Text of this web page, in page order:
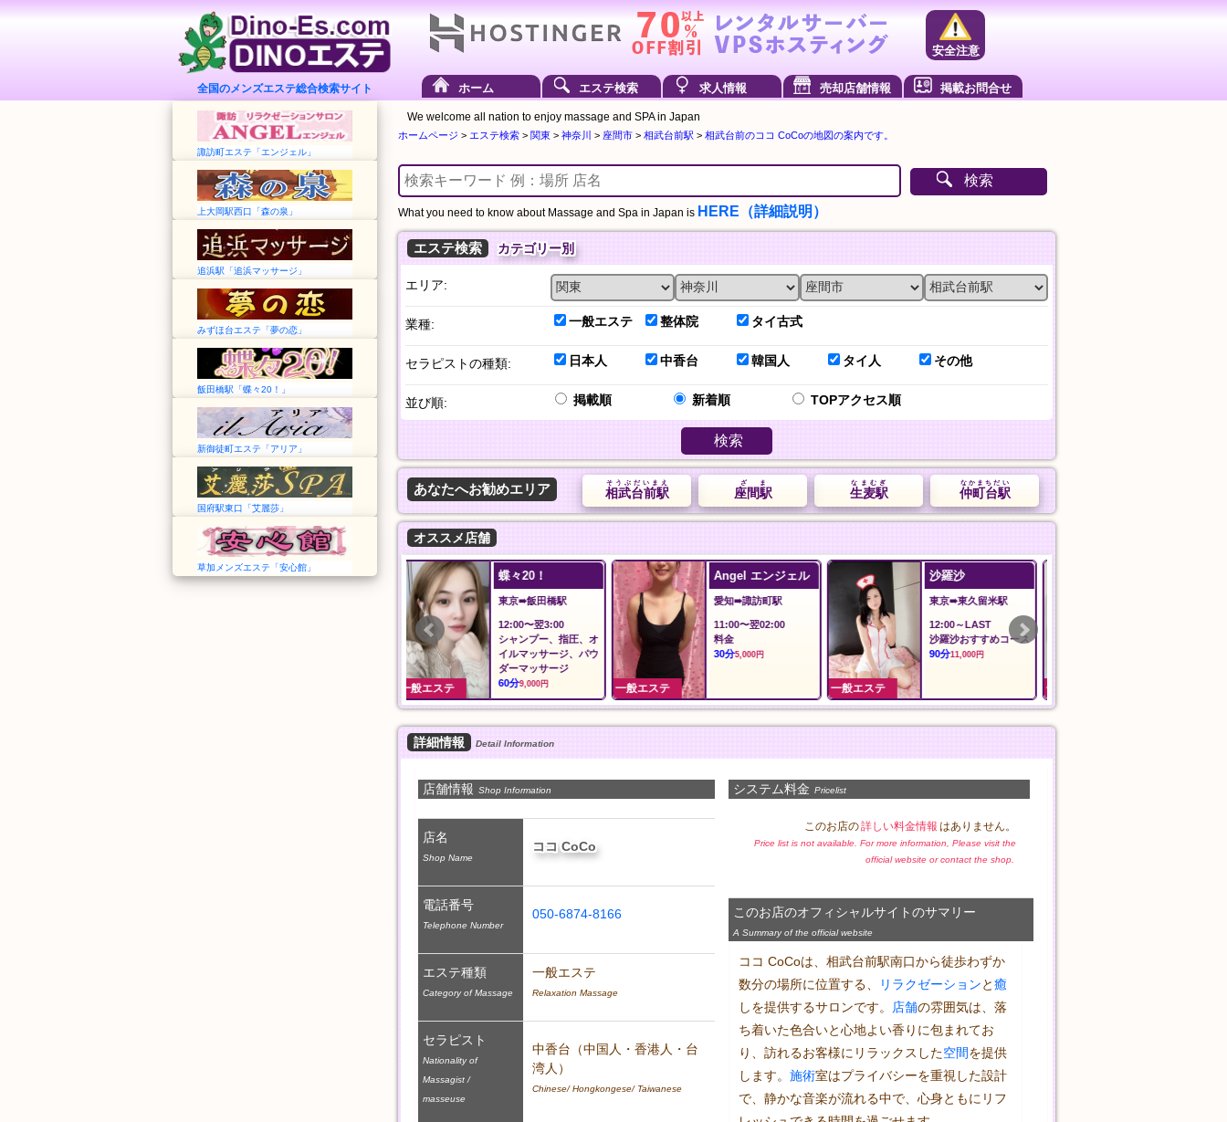
全国のメンズエステ総合検索サイト
安全注意
ホーム エステ検索 求人情報 売却店舗情報 掲載お問合せ
諏訪町エステ「エンジェル」
上大岡駅西口「森の泉」
追浜駅「追浜マッサージ」
みずほ台エステ「夢の恋」
飯田橋駅「蝶々20！」
新御徒町エステ「アリア」
国府駅東口「艾麗莎」
草加メンズエステ「安心館」
We welcome all nation to enjoy massage and SPA in Japan
ホームページ > エステ検索 > 関東 > 神奈川 > 座間市 > 相武台前駅 > 相武台前のココ CoCoの地図の案内です。
検索
What you need to know about Massage and Spa in Japan is HERE（詳細説明）
エステ検索 カテゴリー別
エリア:
業種: 一般エステ 整体院 タイ古式
セラピストの種類: 日本人 中香台 韓国人 タイ人 その他
並び順: 掲載順 新着順 TOPアクセス順
検索
あなたへお勧めエリア 仲町台駅
なかまちだい
生麦駅
なまむぎ
座間駅
ざま
相武台前駅
そうぶだいまえ
オススメ店舗
蝶々20！
一般エステ
Angel エンジェル
愛知➠諏訪町駅
11:00〜翌02:00
料金
30分5,000円
一般エステ
沙羅沙
東京➠東久留米駅
12:00～LAST
沙羅沙おすすめコース
90分11,000円
一般エステ
艾麗莎 Alisa Spa
愛知➠国府駅
13:00～翌1:00
アカスリ
30分 4,000円
詳細情報 Detail Information
システム料金 Pricelist
このお店の詳しい料金情報 はありません。
Price list is not available. For more information, Please visit the
official website or contact the shop.
このお店のオフィシャルサイトのサマリー
A Summary of the official website
ココ CoCoは、相武台前駅南口から徒歩わずか
数分の場所に位置する、
リラクゼーションと癒
しを提供するサロンです。 店舗の雰囲気は、落
ち着いた色合いと心地よい香りに包まれてお
り、訪れるお客様にリラックスした空間を提供
します。 施術室はプライバシーを重視した設計
で、静かな音楽が流れる中で、心身ともにリフ
店舗情報 Shop Information
店名
Shop Name
ココ CoCo
電話番号
Telephone Number
050-6874-8166
エステ種類
Category of Massage
一般エステ
Relaxation Massage
セラピスト
Nationality of
Massagist /
masseuse
中香台（中国人・香港人・台
湾人）
Chinese/ Hongkongese/ Taiwanese